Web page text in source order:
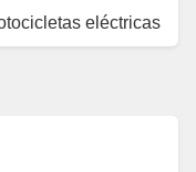
eléctricas